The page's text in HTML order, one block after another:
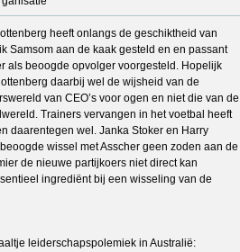
heeft onlangs de geschiktheid van
Samsom aan de kaak gesteld en en passant
als beoogde opvolger voorgesteld. Hopelijk
daarbij wel de wijsheid van de
van CEO’s voor ogen en niet die van de
Trainers vervangen in het voetbal heeft
daarentegen wel. Janka Stoker en Harry
wissel met Asscher geen zoden aan de
de nieuwe partijkoers niet direct kan
ingrediënt bij een wisseling van de
leiderschapspolemiek in Australië: